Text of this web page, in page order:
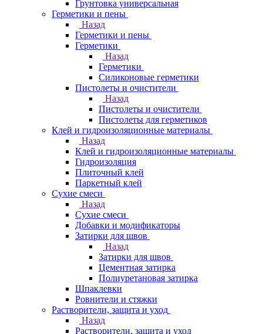
Грунтовка универсальная
Герметики и пены
Назад
Герметики и пены
Герметики
Назад
Герметики
Силиконовые герметики
Пистолеты и очистители
Назад
Пистолеты и очистители
Пистолеты для герметиков
Клей и гидроизоляционные материалы
Назад
Клей и гидроизоляционные материалы
Гидроизоляция
Плиточный клей
Паркетный клей
Сухие смеси
Назад
Сухие смеси
Добавки и модификаторы
Затирки для швов
Назад
Затирки для швов
Цементная затирка
Полиуретановая затирка
Шпаклевки
Ровнители и стяжки
Растворители, защита и уход
Назад
Растворители, защита и уход